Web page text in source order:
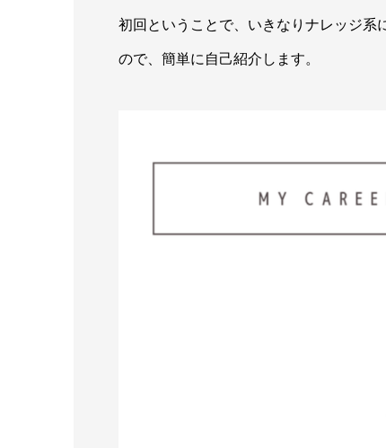
初回ということで、いきなりナレッジ系
ので、簡単に自己紹介します。